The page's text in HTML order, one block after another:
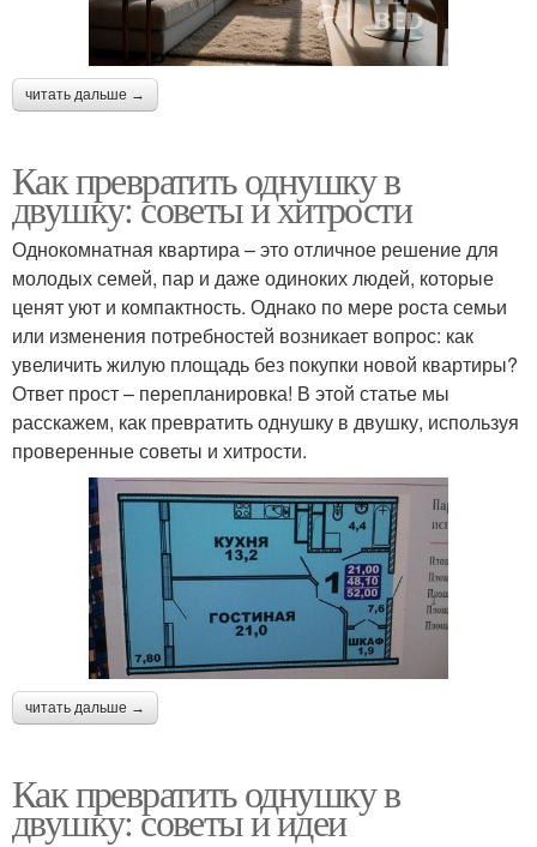
читать дальше →
Как превратить однушку в
двушку: советы и хитрости
Однокомнатная квартира – это отличное решение для
молодых семей, пар и даже одиноких людей, которые
ценят уют и компактность. Однако по мере роста семьи
или изменения потребностей возникает вопрос: как
увеличить жилую площадь без покупки новой квартиры?
Ответ прост – перепланировка! В этой статье мы
расскажем, как превратить однушку в двушку, используя
проверенные советы и хитрости.
читать дальше →
Как превратить однушку в
двушку: советы и идеи